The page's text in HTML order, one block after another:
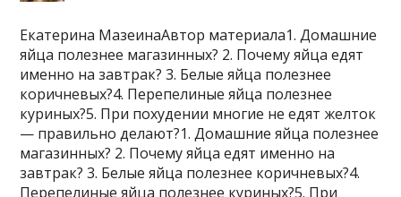
Екатерина МазеинаАвтор материала1. Домашние
яйца полезнее магазинных? 2. Почему яйца едят
именно на завтрак? 3. Белые яйца полезнее
коричневых?4. Перепелиные яйца полезнее
куриных?5. При похудении многие не едят желток
— правильно делают?1. Домашние яйца полезнее
магазинных? 2. Почему яйца едят именно на
завтрак? 3. Белые яйца полезнее коричневых?4.
Перепелиные яйца полезнее куриных?5. При